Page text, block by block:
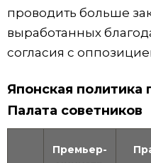
проводить больше
выработанных
согласия с
Японская политика
Палата советников
Премьер-